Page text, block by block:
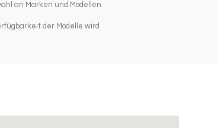
an Marken und Modellen
der Modelle wird